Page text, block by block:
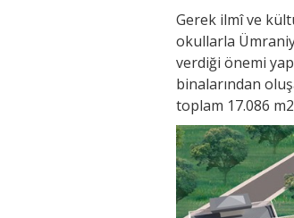
Gerek ilmî ve
okullarla
verdiği önemi
binalarından
toplam 17.086